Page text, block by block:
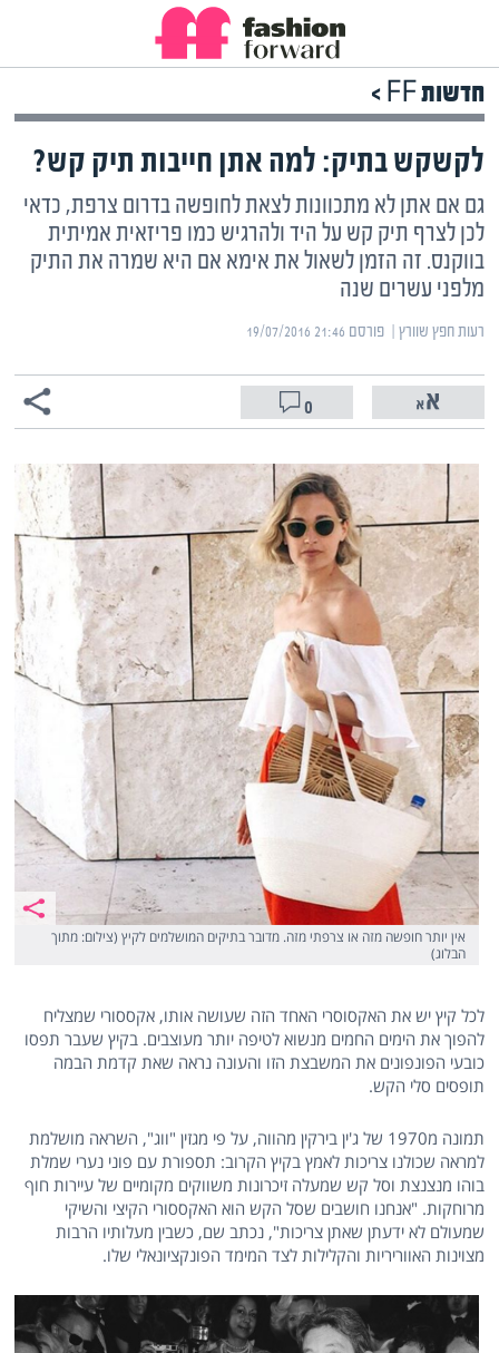
חדשות FF >
לקשקש בתיק: למה אתן חייבות תיק קש?
גם אם אתן לא מתכוונות לצאת לחופשה בדרום צרפת, כדאי
לכן לצרף תיק קש על היד ולהרגיש כמו פריזאית אמיתית
בווקנס. זה הזמן לשאול את אימא אם היא שמרה את התיק
מלפני עשרים שנה
רעות חפץ שוורץ | ‏פורסם ‎19/07/2016 21:46
0
אין יותר חופשה מזה או צרפתי מזה. מדובר בתיקים המושלמים לקיץ (צילום: מתוך
הבלוג)
לכל קיץ יש את האקסוסרי האחד הזה שעושה אותו, אקססורי שמצליח
להפוך את הימים החמים מנשוא לטיפה יותר מעוצבים. בקיץ שעבר תפסו
כובעי הפונפונים את המשבצת הזו והעונה נראה שאת קדמת הבמה
תופסים סלי הקש.
תמונה מ1970 של ג'ין בירקין מהווה, על פי מגזין "ווג", השראה מושלמת
למראה שכולנו צריכות לאמץ בקיץ הקרוב: תספורת עם פוני נערי שמלת
בוהו מנצנצת וסל קש שמעלה זיכרונות משווקים מקומיים של עיירות חוף
מרוחקות. "אנחנו חושבים שסל הקש הוא האקססורי הקיצי והשיקי
שמעולם לא ידעתן שאתן צריכות", נכתב שם, כשבין מעלותיו הרבות
מצוינות האווריריות והקלילות לצד המימד הפונקציונאלי שלו.